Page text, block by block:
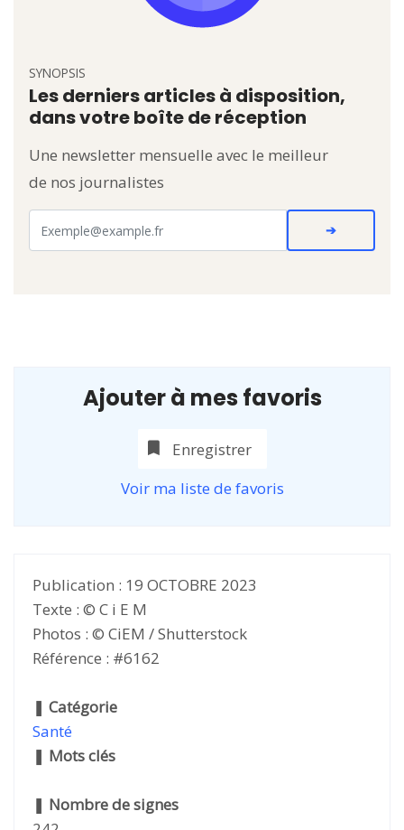
Ajouter à mes favoris
Enregistrer
Voir ma liste de favoris
Publication : 19 OCTOBRE 2023
Texte : © C i E M
Photos : © CiEM / Shutterstock
Référence : #6162
❚ Catégorie
Santé
❚ Mots clés
❚ Nombre de signes
SYNOPSIS
Les derniers articles à disposition,
dans votre boîte de réception
Une newsletter mensuelle avec le meilleur
de nos journalistes